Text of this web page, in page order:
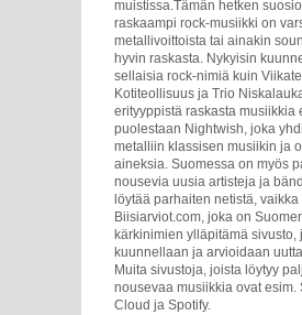
muistissa.Tämän hetken
raskaampi rock-musiikki on
metallivoittoista tai ainakin
hyvin raskasta. Nykyisin
sellaisia rock-nimiä kuin
Kotiteollisuus ja Trio
erityyppistä raskasta musiikkia
puolestaan Nightwish, joka
metalliin klassisen musiikin ja
aineksia. Suomessa on myös
nousevia uusia artisteja ja
löytää parhaiten netistä,
Biisiarviot.com, joka on
kärkinimien ylläpitämä sivusto,
kuunnellaan ja arvioidaan
Muita sivustoja, joista löytyy
nousevaa musiikkia ovat esim.
Cloud ja Spotify.